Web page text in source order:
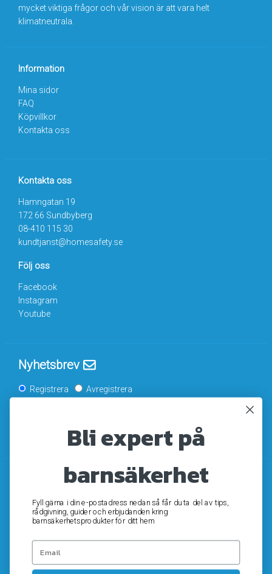
mycket viktiga frågor och vår vision är att vara helt
klimatneutrala.
Information
Mina sidor
FAQ
Köpvillkor
Kontakta oss
Kontakta oss
Hamngatan 19
172 66 Sundbyberg
08-410 115 30
kundtjanst@homesafety.se
Följ oss
Facebook
Instagram
Youtube
Nyhetsbrev
Registrera Avregistrera
OK
Bli expert på
barnsäkerhet
Fyll gärna i din e-postadress nedan så får du ta del av tips,
rådgivning, guider och erbjudanden kring
barnsäkerhetsprodukter för ditt hem